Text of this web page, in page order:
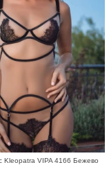
Kleopatra VIPA 4166 Бежево